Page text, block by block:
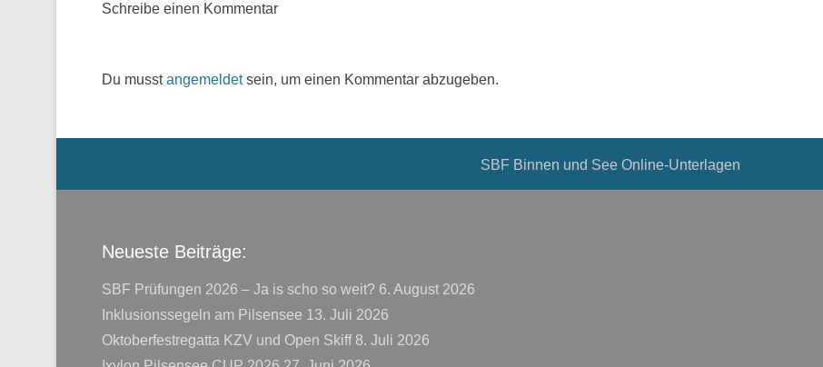
Schreibe einen Kommentar
Du musstangemeldetsein, um einen Kommentar abzugeben.
SBF Binnen und See Online-Unterlagen
Neueste Beiträge:
SBF Prüfungen 2026 – Ja is scho so weit? 6. August 2026
Inklusionssegeln am Pilsensee 13. Juli 2026
Oktoberfestregatta KZV und Open Skiff 8. Juli 2026